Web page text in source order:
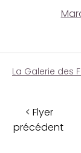
La Galerie des
< Flyer
précédent